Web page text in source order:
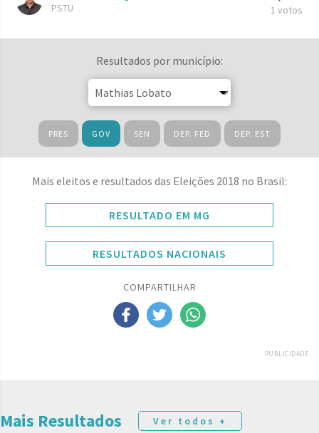
PSTU 1 votos
Resultados por município:
PRES GOV SEN DEP. FED DEP. EST
Mais eleitos e resultados das Eleições 2018 no Brasil:
RESULTADO EM MG
RESULTADOS NACIONAIS
COMPARTILHAR
PUBLICIDADE
Mais Resultados Ver todos +